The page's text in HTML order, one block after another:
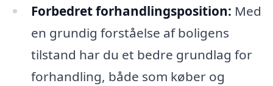
Forbedret forhandlingsposition: Med
en grundig forståelse af boligens
tilstand har du et bedre grundlag for
forhandling, både som køber og